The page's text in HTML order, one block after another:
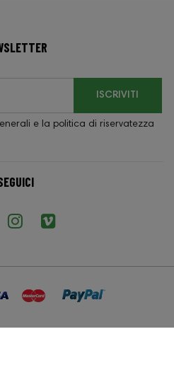
ISCRIVITI
e la politica di riservatezza